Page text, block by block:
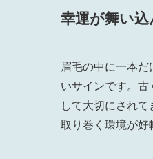
幸運が舞い
眉毛の中に一本
いサインです。古
して大切にされ
取り巻く環境が好